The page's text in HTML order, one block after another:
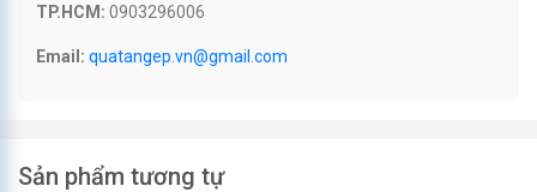
TP.HCM: 0903296006
Email: quatangep.vn@gmail.com
Sản phẩm tương tự